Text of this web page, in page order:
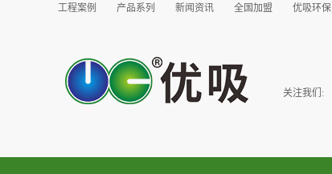
工程案例 产品系列 新闻资讯 全国加盟 优吸环保
关注我们: